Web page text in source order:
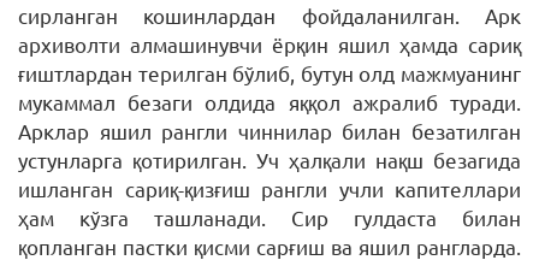
сирланган кошинлардан фойдаланилган. Арк
архиволти алмашинувчи ёрқин яшил ҳамда сариқ
ғиштлардан терилган бўлиб, бутун олд мажмуанинг
мукаммал безаги олдида яққол ажралиб туради.
Арклар яшил рангли чиннилар билан безатилган
устунларга қотирилган. Уч ҳалқали нақш безагида
ишланган сариқ-қизғиш рангли учли капителлари
ҳам кўзга ташланади. Сир гулдаста билан
қопланган пастки қисми сарғиш ва яшил рангларда.